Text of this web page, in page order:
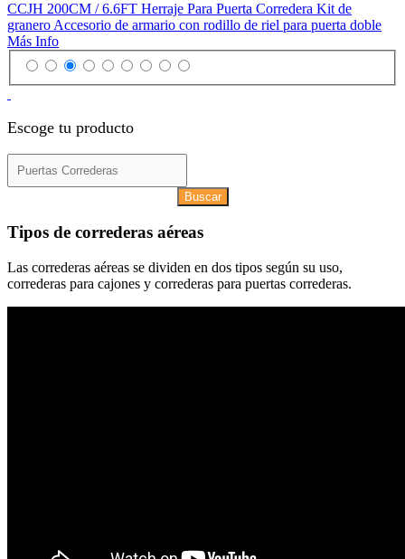
CCJH 200CM / 6.6FT Herraje Para Puerta Corredera Kit de
granero Accesorio de armario con rodillo de riel para puerta doble
Más Info
Escoge tu producto
Buscar
Tipos de correderas aéreas
Las correderas aéreas se dividen en dos tipos según su uso,
correderas para cajones y correderas para puertas correderas.